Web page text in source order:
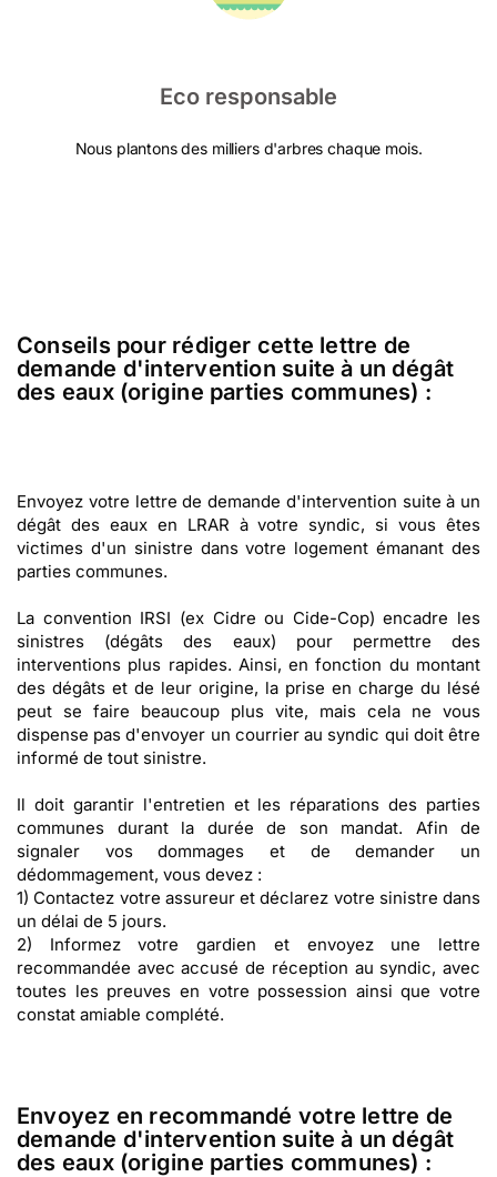
Eco responsable
Nous plantons des milliers d'arbres chaque mois.
Conseils pour rédiger cette lettre de
demande d'intervention suite à un dégât
des eaux (origine parties communes) :
Envoyez votre lettre de demande d'intervention suite à un
dégât des eaux en LRAR à votre syndic, si vous êtes
victimes d'un sinistre dans votre logement émanant des
parties communes.
La convention IRSI (ex Cidre ou Cide-Cop) encadre les
sinistres (dégâts des eaux) pour permettre des
interventions plus rapides. Ainsi, en fonction du montant
des dégâts et de leur origine, la prise en charge du lésé
peut se faire beaucoup plus vite, mais cela ne vous
dispense pas d'envoyer un courrier au syndic qui doit être
informé de tout sinistre.
Il doit garantir l'entretien et les réparations des parties
communes durant la durée de son mandat. Afin de
signaler vos dommages et de demander un
dédommagement, vous devez :
1) Contactez votre assureur et déclarez votre sinistre dans
un délai de 5 jours.
2) Informez votre gardien et envoyez une lettre
recommandée avec accusé de réception au syndic, avec
toutes les preuves en votre possession ainsi que votre
constat amiable complété.
Envoyez en recommandé votre lettre de
demande d'intervention suite à un dégât
des eaux (origine parties communes) :